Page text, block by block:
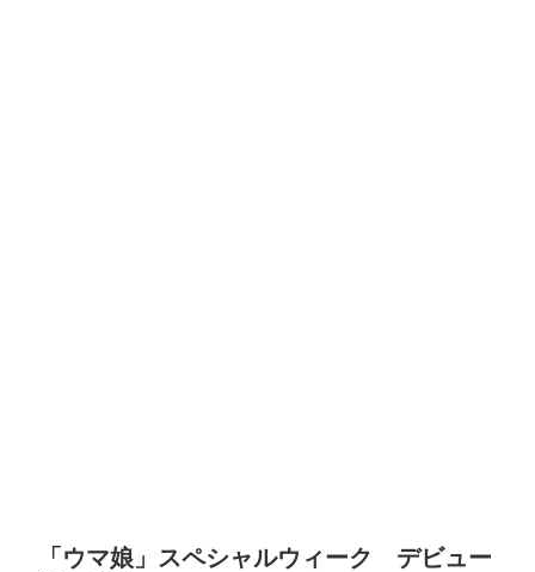
「ウマ娘」スペシャルウィーク デビュー